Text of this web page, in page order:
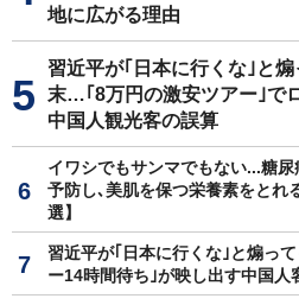
地に広がる理由
習近平が｢日本に行くな｣と
末…｢8万円の激安ツアー｣で
中国人観光客の誤算
イワシでもサンマでもない...糖
予防し､美肌を保つ栄養素をとれ
選】
習近平が｢日本に行くな｣と煽っ
ー14時間待ち｣が映し出す中国人